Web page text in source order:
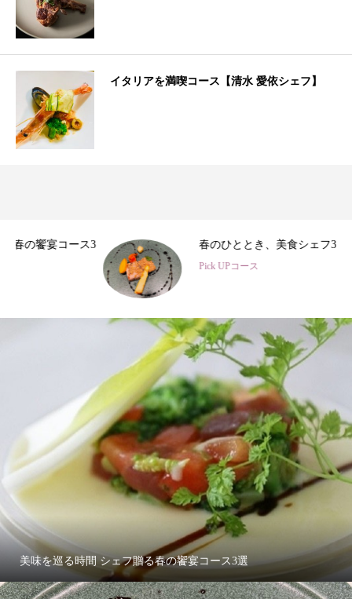
イタリアを満喫コース【清水 愛依シェフ】
春のひととき、美食シェフ3名の特別コース
Pick UPコース
美味を巡る時間 シェフ贈る春の饗宴コース3選